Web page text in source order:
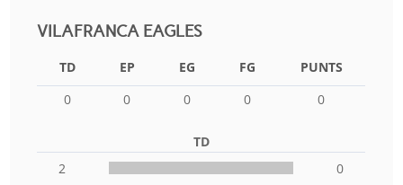
VILAFRANCA EAGLES
TD EP EG FG
PUNTS
0
0 0 0 0
TD
2
0